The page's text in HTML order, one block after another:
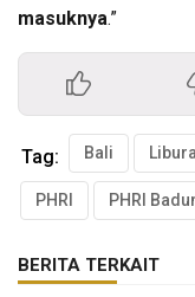
masuknya.”
Tag: Bali
PHRI PHRI
BERITA TERKAIT